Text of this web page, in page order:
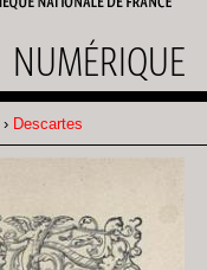
NUMÉRIQUE
Descartes